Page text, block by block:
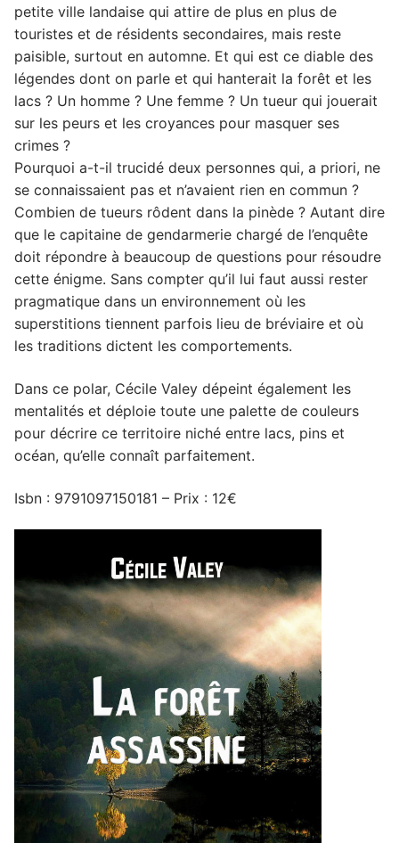
petite ville landaise qui attire de plus en plus de
touristes et de résidents secondaires, mais reste
paisible, surtout en automne. Et qui est ce diable des
légendes dont on parle et qui hanterait la forêt et les
lacs ? Un homme ? Une femme ? Un tueur qui jouerait
sur les peurs et les croyances pour masquer ses
crimes ?
Pourquoi a-t-il trucidé deux personnes qui, a priori, ne
se connaissaient pas et n’avaient rien en commun ?
Combien de tueurs rôdent dans la pinède ? Autant dire
que le capitaine de gendarmerie chargé de l’enquête
doit répondre à beaucoup de questions pour résoudre
cette énigme. Sans compter qu’il lui faut aussi rester
pragmatique dans un environnement où les
superstitions tiennent parfois lieu de bréviaire et où
les traditions dictent les comportements.
Dans ce polar, Cécile Valey dépeint également les
mentalités et déploie toute une palette de couleurs
pour décrire ce territoire niché entre lacs, pins et
océan, qu’elle connaît parfaitement.
Isbn : 9791097150181 – Prix : 12€